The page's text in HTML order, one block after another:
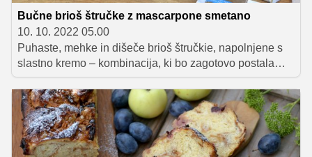
Bučne brioš štručke z mascarpone smetano
10. 10. 2022 05.00
Puhaste, mehke in dišeče brioš štručkie, napolnjene s
slastno kremo – kombinacija, ki bo zagotovo postala
vaša stalnica med domačimi pecivi.